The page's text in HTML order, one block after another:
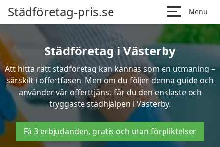
Städföretag-pris.se Menu
Städföretag i Västerby
Att hitta rätt städföretag kan kännas som en utmaning –
särskilt i offertfasen. Men om du följer denna guide och
använder vår offerttjänst får du den enklaste och
tryggaste städhjälpen i Västerby.
Få 3 erbjudanden, gratis och utan förpliktelser